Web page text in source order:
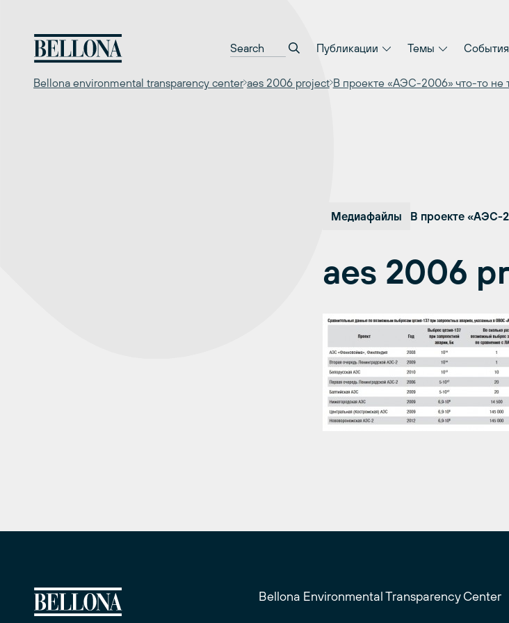
содержимому
Публикации Темы События
Bellona environmental transparency center aes 2006 project В проекте «АЭС-2006» что-то не
Медиафайлы В проекте «АЭС-
aes 2006
Bellona Environmental Transparency Center